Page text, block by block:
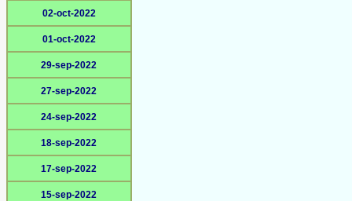
02-oct-2022
01-oct-2022
29-sep-2022
27-sep-2022
24-sep-2022
18-sep-2022
17-sep-2022
15-sep-2022